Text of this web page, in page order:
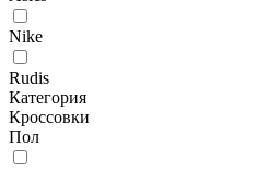
Nike
Rudis
Категория
Кроссовки
Пол